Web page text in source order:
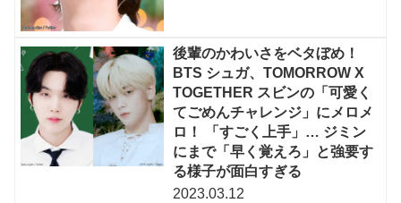
後輩のかわいさをベタぼめ！
BTS シュガ、TOMORROW X
TOGETHER スビンの「可愛く
てごめんチャレンジ」にメロメ
ロ！ 「すごく上手」… ジミン
にまで「早く覚えろ」と強要す
る様子が面白すぎる
2023.03.12